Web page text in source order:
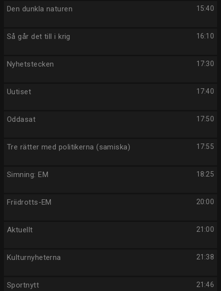
15:40
Den dunkla naturen
16:10
Så går det till i krig
17:30
Nyhetstecken
17:40
Uutiset
17:50
Oddasat
17:55
Tre rätter med politikerna (samiska)
18:25
Simning: EM
20:00
Friidrotts-EM
21:00
Aktuellt
21:38
Kulturnyheterna
21:46
Sportnytt